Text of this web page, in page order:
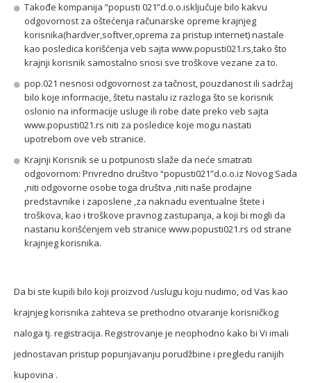
Takođe kompanija “popusti 021”d.o.o.isključuje bilo kakvu
odgovornost za oštećenja računarske opreme krajnjeg
korisnika(hardver,softver,oprema za pristup internet) nastale
kao posledica korišćenja veb sajta www.popusti021.rs,tako što
krajnji korisnik samostalno snosi sve troškove vezane za to.
pop.021 nesnosi odgovornost za tačnost, pouzdanost ili sadržaj
bilo koje informacije, štetu nastalu iz razloga što se korisnik
oslonio na informacije usluge ili robe date preko veb sajta
www.popusti021.rs niti za posledice koje mogu nastati
upotrebom ove veb stranice.
Krajnji Korisnik se u potpunosti slaže da neće smatrati
odgovornom: Privredno društvo “popusti021”d.o.o.iz Novog Sada
,niti odgovorne osobe toga društva ,niti naše prodajne
predstavnike i zaposlene ,za naknadu eventualne štete i
troškova, kao i troškove pravnog zastupanja, a koji bi mogli da
nastanu korišćenjem veb stranice www.popusti021.rs od strane
krajnjeg korisnika.
Da bi ste kupili bilo koji proizvod /uslugu koju nudimo, od Vas kao
krajnjeg korisnika zahteva se prethodno otvaranje korisničkog
naloga tj. registracija. Registrovanje je neophodno kako bi Vi imali
jednostavan pristup popunjavanju porudžbine i pregledu ranijih
kupovina .